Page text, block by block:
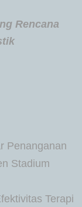
Rencana
Penanganan
Stadium
Terapi